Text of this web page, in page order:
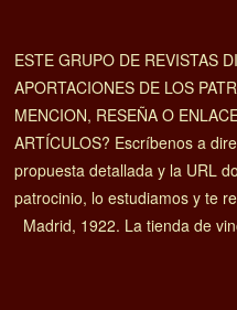
ESTE GRUPO DE REVISTAS
APORTACIONES DE LOS
MENCION, RESEÑA O
ARTÍCULOS? Escríbenos a
propuesta detallada y la URL
patrocinio, lo estudiamos y te
Madrid, 1922. La tienda de